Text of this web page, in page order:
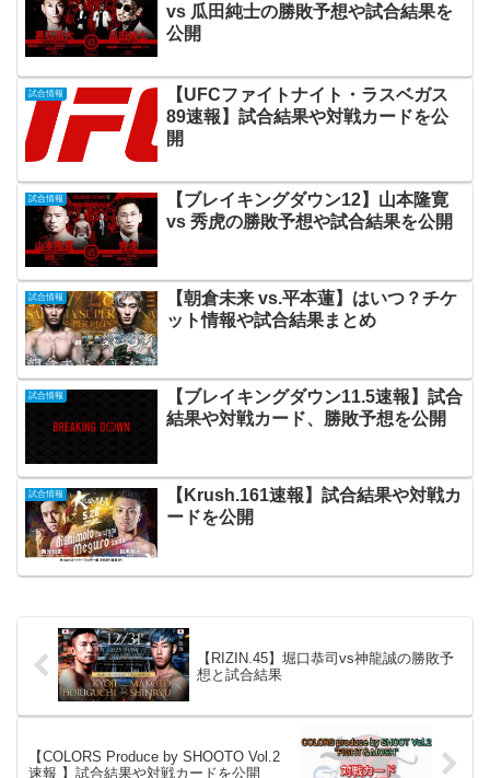
vs 瓜田純士の勝敗予想や試合結果を
公開
試合情報
【UFCファイトナイト・ラスベガス
89速報】試合結果や対戦カードを公
開
試合情報
【ブレイキングダウン12】山本隆寛
vs 秀虎の勝敗予想や試合結果を公開
試合情報
【朝倉未来 vs.平本蓮】はいつ？チケ
ット情報や試合結果まとめ
試合情報
【ブレイキングダウン11.5速報】試合
結果や対戦カード、勝敗予想を公開
試合情報
【Krush.161速報】試合結果や対戦カ
ードを公開
【RIZIN.45】堀口恭司vs神龍誠の勝敗予
想と試合結果
【COLORS Produce by SHOOTO Vol.2
速報 】試合結果や対戦カードを公開